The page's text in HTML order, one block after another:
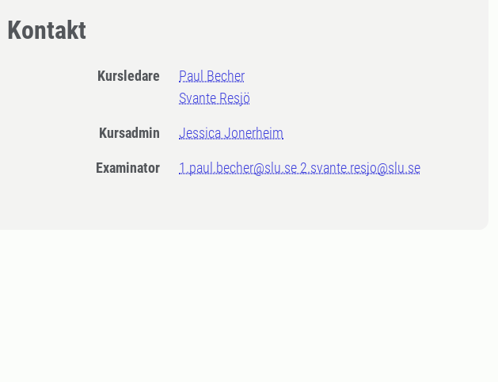
Kontakt
Kursledare
Paul Becher
Svante Resjö
Kursadmin Jessica Jonerheim
Examinator 1.paul.becher@slu.se 2.svante.resjo@slu.se